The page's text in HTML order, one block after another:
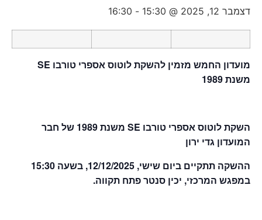
דצמבר 12, 2025 @ 15:30 -
16:30
מועדון החמש מזמין להשקת לוטוס אספרי טורבו SE
משנת 1989
השקת לוטוס אספרי טורבו SE משנת 1989 של חבר
המועדון גדי ירון
ההשקה תתקיים ביום שישי, 12/12/2025, בשעה 15:30
במפגש המרכזי, יכין סנטר פתח תקווה.